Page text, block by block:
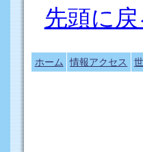
先頭に戻
ホーム 情報アクセス